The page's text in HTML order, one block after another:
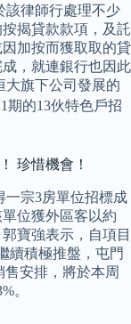
該律師行處理不少
揭貸款款項，及託
加按而獲取取的貸
，就連銀行也因此
大旗下公司發展的
期的13伙特色戶招
珍惜機會！
一宗3房單位招標成
位獲外區客以約
寶強表示，自項目
續積極推盤，屯門
安排，將於本周
。